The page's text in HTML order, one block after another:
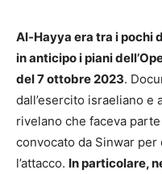
Al-Hayya era tra i pochi
in anticipo i piani
del 7 ottobre 2023.
dall’esercito israeliano e
rivelano che faceva
convocato da Sinwar
l’attacco. In particolare,